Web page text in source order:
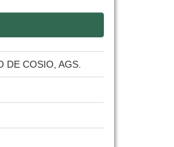
DE COSIO, AGS.